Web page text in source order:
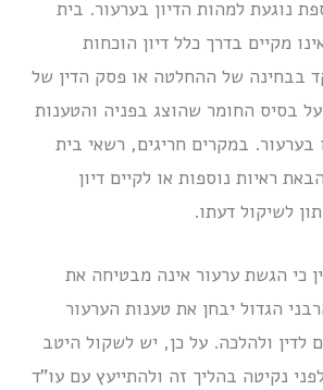
נוגעת למהות הדיון בערעור. בית
מקיים בדרך כלל דיון הוכחות
בבחינה של ההחלטה או פסק הדין של
בסיס החומר שהוצג בפניה והטענות
במקרים חריגים, רשאי בית
ראיות נוספות או לקיים דיון
לשיקול דעתו.
כי הגשת ערעור אינה מבטיחה את
הגדול יבחן את טענות הערעור
לדין ולהלכה. על כן, יש לשקול היטב
נקיטה בהליך זה ולהתייעץ עם עו”ד